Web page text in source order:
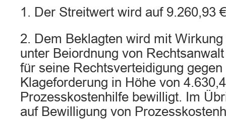
1. Der Streitwert wird auf 9.260,93
2. Dem Beklagten wird mit
unter Beiordnung von
für seine Rechtsverteidigung gegen
Klageforderung in Höhe von
Prozesskostenhilfe bewilligt. Im
auf Bewilligung von